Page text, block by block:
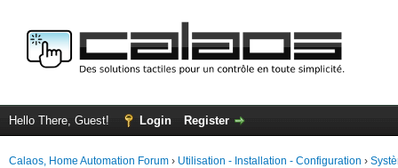
Hello There, Guest! Login Register
Calaos, Home Automation Forum › Utilisation - Installation - Configuration ›